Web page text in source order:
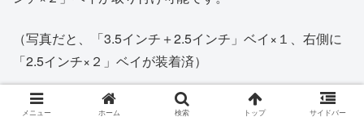
（写真だと、「3.5インチ＋2.5インチ」ベイ×１、右側に
「2.5インチ×２」ベイが装着済）
もし５インチドライブを取り付ける場合、最下部（この後
メニュー ホーム 検索 トップ サイドバー